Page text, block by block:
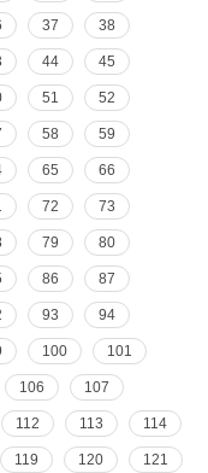
37 38
44 45
51 52
58 59
65 66
72 73
79 80
86 87
93 94
100 101
106 107
112 113 114
119 120 121